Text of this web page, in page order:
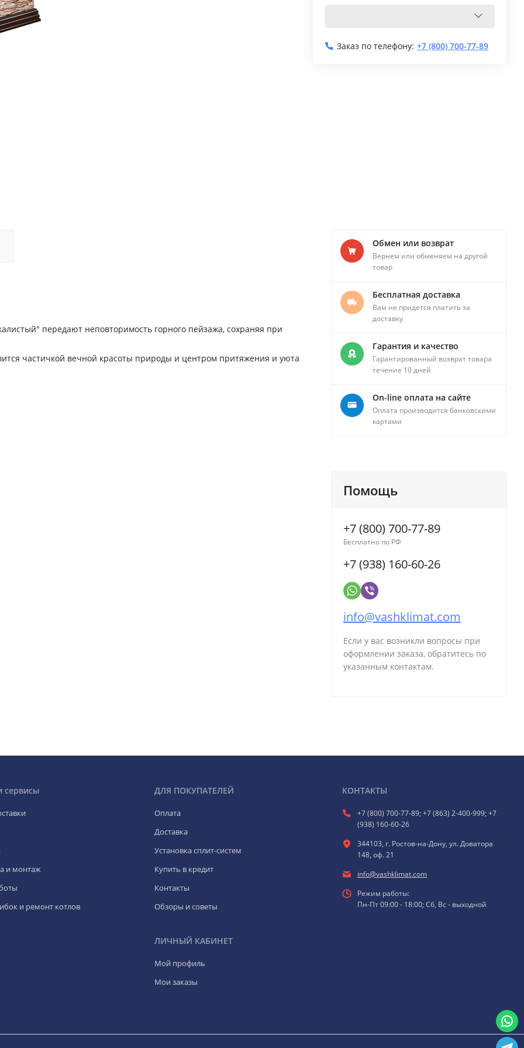
Заказ по телефону: +7 (800) 700-77-89
передают неповторимость горного пейзажа, сохраняя при
частичкой вечной красоты природы и центром притяжения и уюта
Обмен или возврат
Вернем или обменяем на другой
товар
Бесплатная доставка
Вам не придется платить за
доставку
Гарантия и качество
Гарантированный возврат товара
течение 10 дней
On-line оплата на сайте
Оплата производится банковскими
картами
Помощь
+7 (800) 700-77-89
Бесплатно по РФ
+7 (938) 160-60-26
info@vashklimat.com
Если у вас возникли вопросы при
оформлении заказа, обратитесь по
указанным контактам.
сервисы
и монтаж
и ремонт котлов
ДЛЯ ПОКУПАТЕЛЕЙ
Оплата
Доставка
Установка сплит-систем
Купить в кредит
Контакты
Обзоры и советы
ЛИЧНЫЙ КАБИНЕТ
Мой профиль
Мои заказы
КОНТАКТЫ
+7 (800) 700-77-89; +7 (863) 2-400-999; +7
(938) 160-60-26
344103, г. Ростов-на-Дону, ул. Доватора
148, оф. 21
info@vashklimat.com
Режим работы:
Пн-Пт 09:00 - 18:00; Сб, Вс - выходной